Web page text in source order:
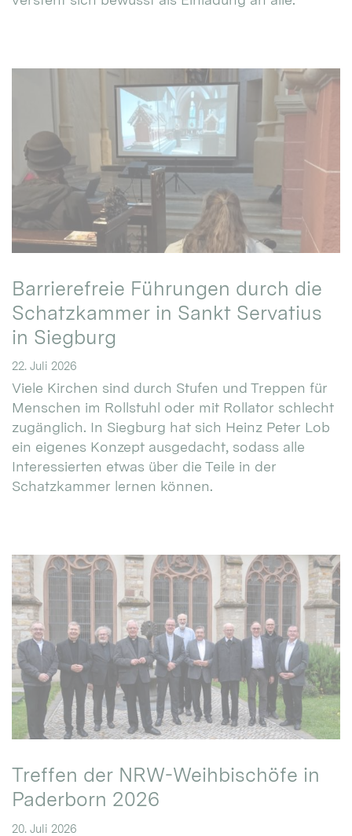
Barrierefreie Führungen durch die
Schatzkammer in Sankt Servatius
in Siegburg
22. Juli 2026
Viele Kirchen sind durch Stufen und Treppen für
Menschen im Rollstuhl oder mit Rollator schlecht
zugänglich. In Siegburg hat sich Heinz Peter Lob
ein eigenes Konzept ausgedacht, sodass alle
Interessierten etwas über die Teile in der
Schatzkammer lernen können.
Treffen der NRW-Weihbischöfe in
Paderborn 2026
20. Juli 2026